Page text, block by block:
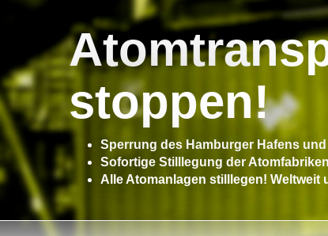
stoppen!
Sperrung des Hamburger Hafens
Sofortige Stilllegung der
Alle Atomanlagen stilllegen! Weltweit